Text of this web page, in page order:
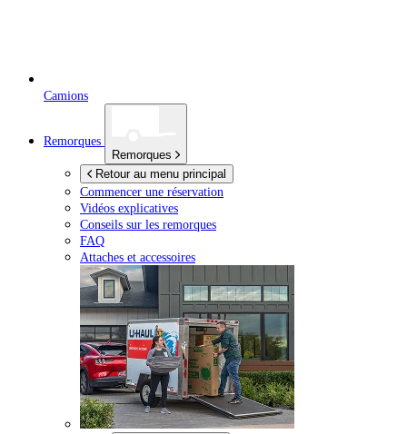
Camions
Remorques
Remorques
Retour au menu principal
Commencer une réservation
Vidéos explicatives
Conseils sur les remorques
FAQ
Attaches et accessoires